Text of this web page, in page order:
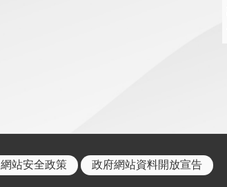
網站安全政策 政府網站資料開放宣告